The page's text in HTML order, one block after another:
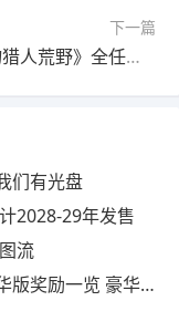
下一篇
《怪物猎人荒野》全任务图文流程攻略6-3 全怪物打法及支线攻略
们有光盘
2028-29年发售
流
一览 豪华版有什么